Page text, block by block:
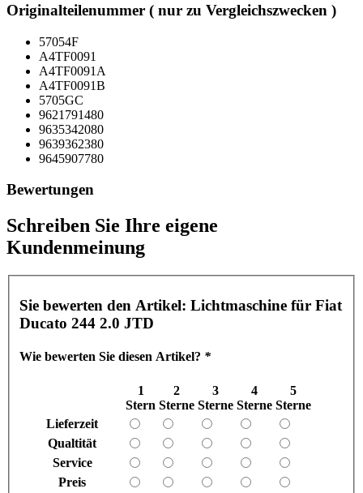
Originalteilenummer ( nur zu Vergleichszwecken )
57054F
A4TF0091
A4TF0091A
A4TF0091B
5705GC
9621791480
9635342080
9639362380
9645907780
Bewertungen
Schreiben Sie Ihre eigene
Kundenmeinung
Sie bewerten den Artikel: Lichtmaschine für Fiat
Ducato 244 2.0 JTD
Wie bewerten Sie diesen Artikel? *
1
Stern
2
Sterne
3
Sterne
4
Sterne
5
Sterne
Lieferzeit
Qualtität
Service
Preis